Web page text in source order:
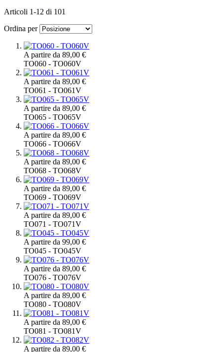
Articoli 1-12 di 101
Ordina per
A partire da 89,00 €
TO060 - TO060V
A partire da 89,00 €
TO061 - TO061V
A partire da 89,00 €
TO065 - TO065V
A partire da 89,00 €
TO066 - TO066V
A partire da 89,00 €
TO068 - TO068V
A partire da 89,00 €
TO069 - TO069V
A partire da 89,00 €
TO071 - TO071V
A partire da 99,00 €
TO045 - TO045V
A partire da 89,00 €
TO076 - TO076V
A partire da 89,00 €
TO080 - TO080V
A partire da 89,00 €
TO081 - TO081V
A partire da 89,00 €